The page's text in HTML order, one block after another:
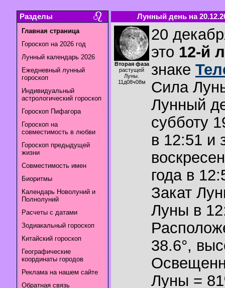
Разделы
Главная страница
Гороскоп на 2026 год
Лунный календарь 2026
Ежедневный лунный
гороскоп
Индивидуальный
астрологический гороскоп
Гороскоп Пифагора
Гороскоп на
совместимость в любви
Гороскоп предыдущей
жизни
Совместимость имен
Биоритмы
Календарь Новолуний и
Полнолуний
Расчеты с датами
Зодиакальный гороскоп
Китайский гороскоп
Географические
координаты городов
Реклама на нашем сайте
Обратная связь
Лунный день на
Вторая фаза
растущей
Луны.
11д08ч08м
20
это 12-й
знаке
Сила
Лунный
субботу
в 12:51 и
года в
Закат
Луны в
38.6°,
Луны =